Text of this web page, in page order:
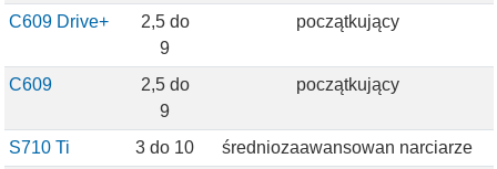
C609 Drive+
2,5 do
9
początkujący
C609
2,5 do
9
początkujący
S710 Ti 3 do 10
średniozaawansowan narciarze